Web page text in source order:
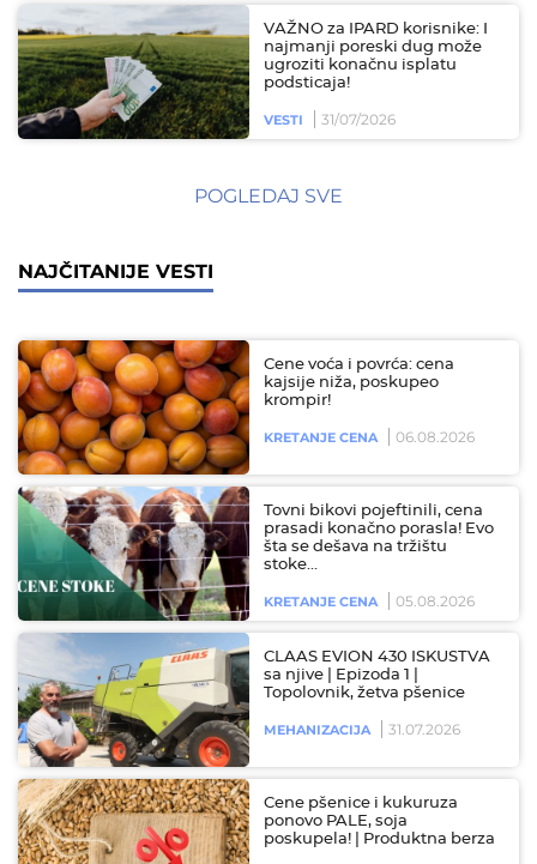
VAŽNO za IPARD korisnike: I
najmanji poreski dug može
ugroziti konačnu isplatu
podsticaja!
VESTI 31/07/2026
POGLEDAJ SVE
NAJČITANIJE VESTI
Cene voća i povrća: cena
kajsije niža, poskupeo
krompir!
KRETANJE CENA 06.08.2026
Tovni bikovi pojeftinili, cena
prasadi konačno porasla! Evo
šta se dešava na tržištu
stoke…
KRETANJE CENA 05.08.2026
CLAAS EVION 430 ISKUSTVA
sa njive | Epizoda 1 |
Topolovnik, žetva pšenice
MEHANIZACIJA 31.07.2026
Cene pšenice i kukuruza
ponovo PALE, soja
poskupela! | Produktna berza